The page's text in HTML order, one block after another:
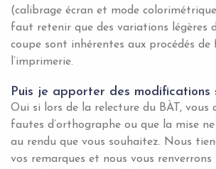
(calibrage écran et mode
faut retenir que des variations légères
coupe sont inhérentes aux procédés
l’imprimerie.
Puis je apporter des modifications
Oui si lors de la relecture du BÀT, vous
fautes d’orthographe ou que la mise
au rendu que vous souhaitez. Nous
vos remarques et nous vous renverrons